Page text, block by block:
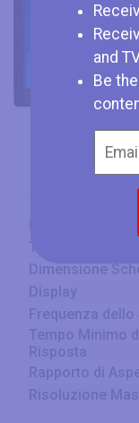
and
Be
Marca
Dimensione
Frequenza dello
Rapporto di